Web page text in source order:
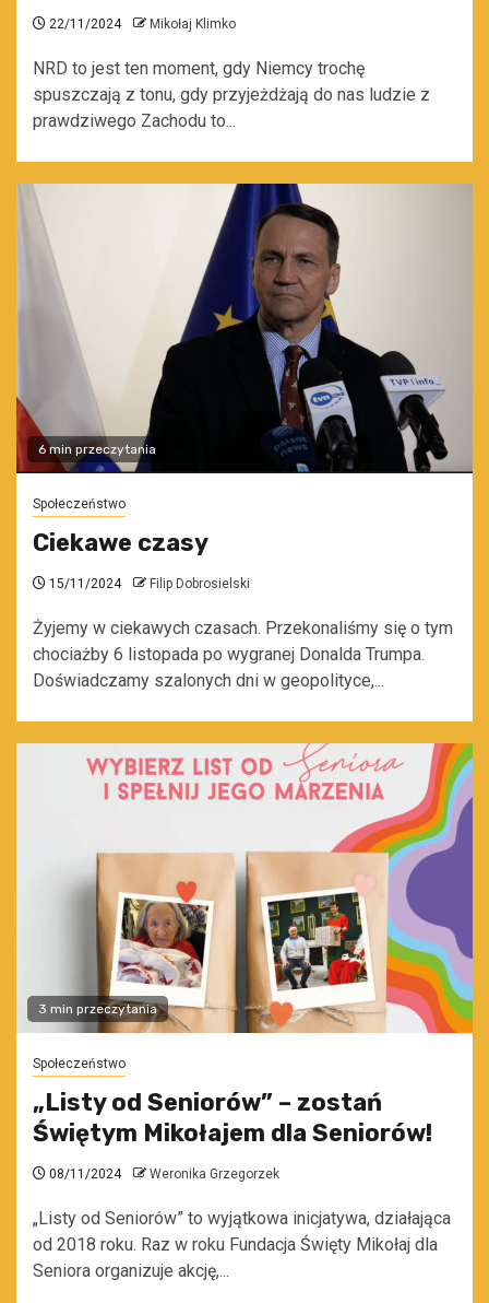
22/11/2024 Mikołaj Klimko
NRD to jest ten moment, gdy Niemcy trochę
spuszczają z tonu, gdy przyjeżdżają do nas ludzie z
prawdziwego Zachodu to...
6 min przeczytania
Społeczeństwo
Ciekawe czasy
15/11/2024 Filip Dobrosielski
Żyjemy w ciekawych czasach. Przekonaliśmy się o tym
chociażby 6 listopada po wygranej Donalda Trumpa.
Doświadczamy szalonych dni w geopolityce,...
3 min przeczytania
Społeczeństwo
„Listy od Seniorów” – zostań
Świętym Mikołajem dla Seniorów!
08/11/2024 Weronika Grzegorzek
„Listy od Seniorów” to wyjątkowa inicjatywa, działająca
od 2018 roku. Raz w roku Fundacja Święty Mikołaj dla
Seniora organizuje akcję,...